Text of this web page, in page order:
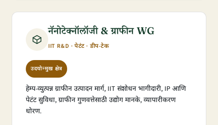
नॅनोटेक्नॉलॉजी & ग्राफीन WG
IIT R&D · पेटंट · डीप-टेक
उदयोन्मुख क्षेत्र
हेम्प-व्युत्पन्न ग्राफीन उत्पादन मार्ग, IIT संशोधन भागीदारी, IP आणि
पेटंट सुविधा, ग्राफीन गुणवत्तेसाठी उद्योग मानके, व्यापारीकरण
धोरण.